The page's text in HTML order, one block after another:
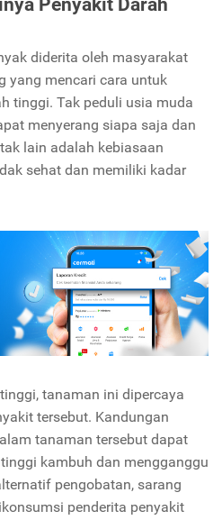
Penyakit Darah
diderita oleh masyarakat
yang mencari cara untuk
tinggi. Tak peduli usia muda
menyerang siapa saja dan
lain adalah kebiasaan
sehat dan memiliki kadar
tanaman ini dipercaya
tersebut. Kandungan
tanaman tersebut dapat
kambuh dan mengganggu
pengobatan, sarang
penderita penyakit